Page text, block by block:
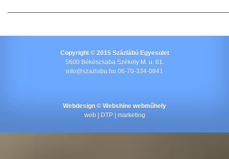
Copyright © 2015 Százlábú Egyesület
5600 Békéscsaba Székely M. u. 61.
info@szazlabu.hu 06-70-334-0841
Webdesign © Webshine webműhely
web | DTP | marketing